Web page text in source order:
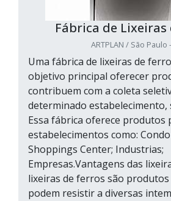
Fábrica de Lixeiras
ARTPLAN / São Paulo
Uma fábrica de lixeiras de
objetivo principal oferecer
contribuem com a coleta
determinado estabelecimento,
Essa fábrica oferece produtos
estabelecimentos como:
Shoppings Center; Industrias;
Empresas.Vantagens das
lixeiras de ferros são
podem resistir a diversas